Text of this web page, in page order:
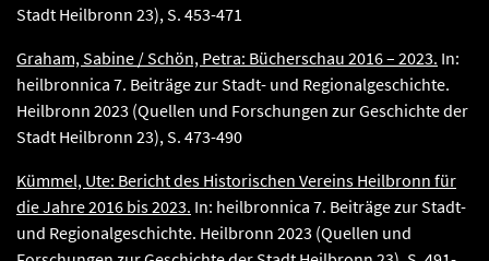
Stadt Heilbronn 23), S. 453-471
Graham, Sabine / Schön, Petra: Bücherschau 2016 – 2023. In:
heilbronnica 7. Beiträge zur Stadt- und Regionalgeschichte.
Heilbronn 2023 (Quellen und Forschungen zur Geschichte der
Stadt Heilbronn 23), S. 473-490
Kümmel, Ute: Bericht des Historischen Vereins Heilbronn für
die Jahre 2016 bis 2023. In: heilbronnica 7. Beiträge zur Stadt-
und Regionalgeschichte. Heilbronn 2023 (Quellen und